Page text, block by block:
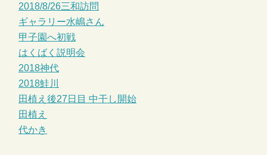
2018/8/26三和訪問
ギャラリー水嶋さん
甲子園へ初戦
はくばく説明会
2018神代
2018鮭川
田植え後27日目 中干し開始
田植え
代かき